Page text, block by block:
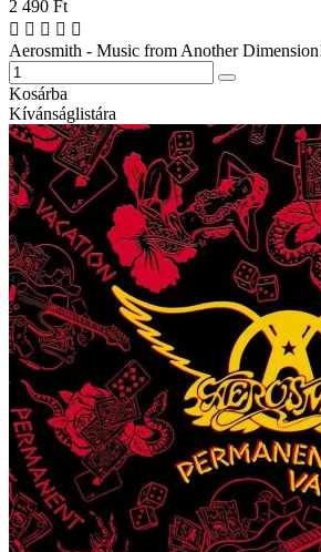
2 490 Ft
Aerosmith - Music from Another
Kosárba
Kívánságlistára